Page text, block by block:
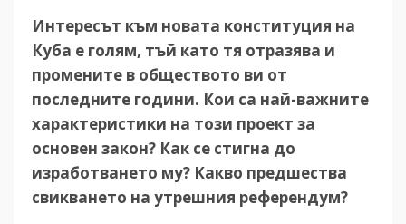
Интересът към новата конституция на
Куба е голям, тъй като тя отразява и
промените в обществото ви от
последните години. Кои са най-важните
характеристики на този проект за
основен закон? Как се стигна до
изработването му? Какво предшества
свикването на утрешния референдум?